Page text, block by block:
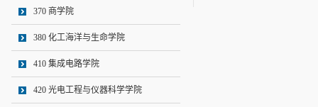
370 商学院
380 化工海洋与生命学院
410 集成电路学院
420 光电工程与仪器科学学院